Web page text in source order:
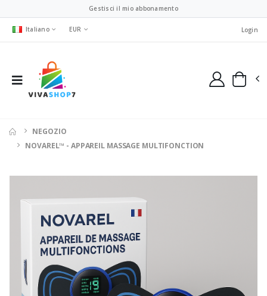
Gestisci il mio abbonamento
Italiano EUR Login
NEGOZIO
NOVAREL™ - APPAREIL MASSAGE MULTIFONCTION